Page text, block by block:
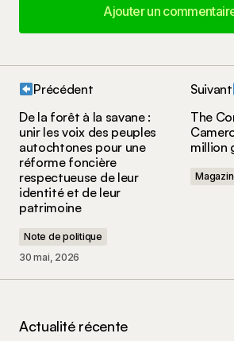
Ajouter un
Ajouter un
champs obligatoires sont
Votre commentaire
Nom*
Précédent
De la forêt à la savane :
unir les voix des peuples
autochtones pour une
réforme foncière
respectueuse de leur
identité et de leur
patrimoine
Note de politique
30 mai, 2026
Suivant
The
million
Actualité récente